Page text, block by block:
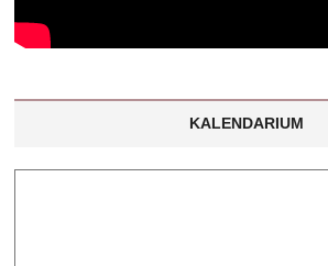
KALENDARIUM